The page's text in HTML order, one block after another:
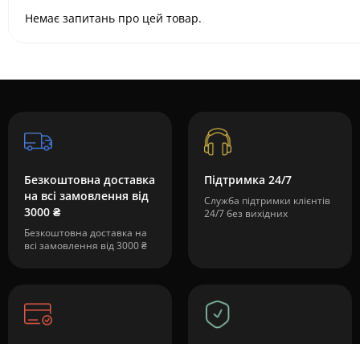
Немає запитань про цей товар.
Безкоштовна доставка
на всі замовлення від
3000 ₴
Безкоштовна доставка на
всі замовлення від 3000 ₴
Підтримка 24/7
Служба підтримки клієнтів
24/7 без вихідних